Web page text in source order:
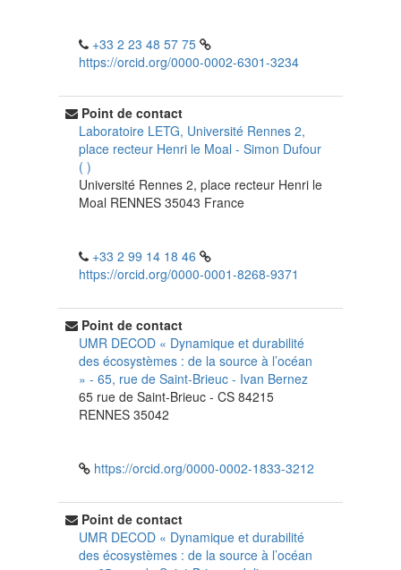
+33 2 23 48 57 75
https://orcid.org/0000-0002-6301-3234
Point de contact
Laboratoire LETG, Université Rennes 2,
place recteur Henri le Moal - Simon Dufour
( )
Université Rennes 2, place recteur Henri le
Moal RENNES 35043 France
+33 2 99 14 18 46
https://orcid.org/0000-0001-8268-9371
Point de contact
UMR DECOD « Dynamique et durabilité
des écosystèmes : de la source à l’océan
» - 65, rue de Saint-Brieuc - Ivan Bernez
65 rue de Saint-Brieuc - CS 84215
RENNES 35042
https://orcid.org/0000-0002-1833-3212
Point de contact
UMR DECOD « Dynamique et durabilité
des écosystèmes : de la source à l’océan